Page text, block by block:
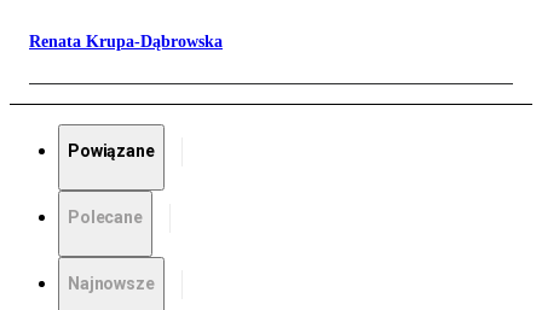
Renata Krupa-Dąbrowska
Powiązane
Polecane
Najnowsze